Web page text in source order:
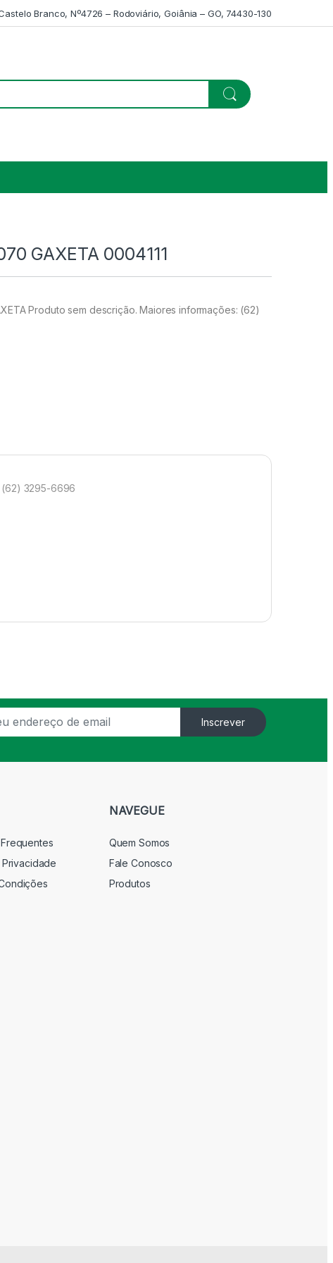
Branco, Nº4726 – Rodoviário, Goiânia – GO, 74430-130
GAXETA 0004111
Produto sem descrição. Maiores informações: (62)
(62) 3295-6696
Inscrever
NAVEGUE
Quem Somos
Fale Conosco
Produtos